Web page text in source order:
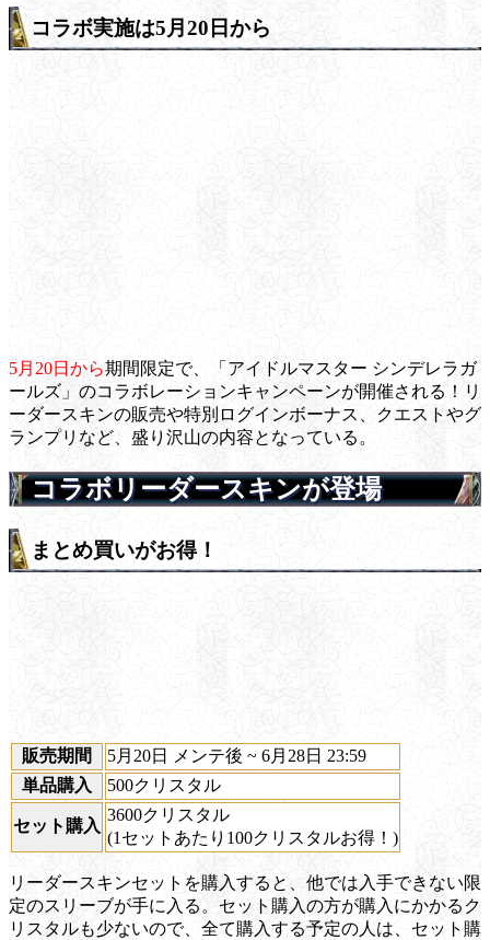
コラボ実施は5月20日から
5月20日から期間限定で、「アイドルマスター シンデレラガ
ールズ」のコラボレーションキャンペーンが開催される！リ
ーダースキンの販売や特別ログインボーナス、クエストやグ
ランプリなど、盛り沢山の内容となっている。
コラボリーダースキンが登場
まとめ買いがお得！
販売期間
5月20日 メンテ後 ~ 6月28日 23:59
単品購入
500クリスタル
セット購入
3600クリスタル
(1セットあたり100クリスタルお得！)
リーダースキンセットを購入すると、他では入手できない限
定のスリーブが手に入る。セット購入の方が購入にかかるク
リスタルも少ないので、全て購入する予定の人は、セット購